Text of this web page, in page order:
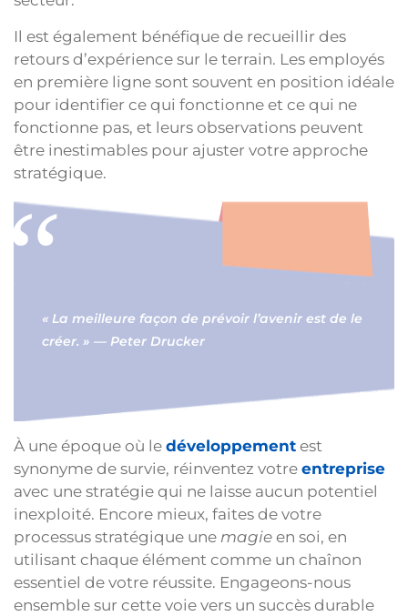
Il est également bénéfique de recueillir des
retours d’expérience sur le terrain. Les employés
en première ligne sont souvent en position idéale
pour identifier ce qui fonctionne et ce qui ne
fonctionne pas, et leurs observations peuvent
être inestimables pour ajuster votre approche
stratégique.
« La meilleure façon de prévoir l’avenir est de le
créer. » — Peter Drucker
À une époque où le développement est
synonyme de survie, réinventez votre entreprise
avec une stratégie qui ne laisse aucun potentiel
inexploité. Encore mieux, faites de votre
processus stratégique une magie en soi, en
utilisant chaque élément comme un chaînon
essentiel de votre réussite. Engageons-nous
ensemble sur cette voie vers un succès durable